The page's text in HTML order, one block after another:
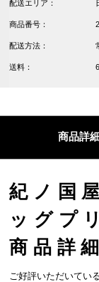
配送エリア：
商品番号：
配送方法：
送料：
商品詳細
紀ノ国
ッグプ
商品詳
ご好評いただいてい